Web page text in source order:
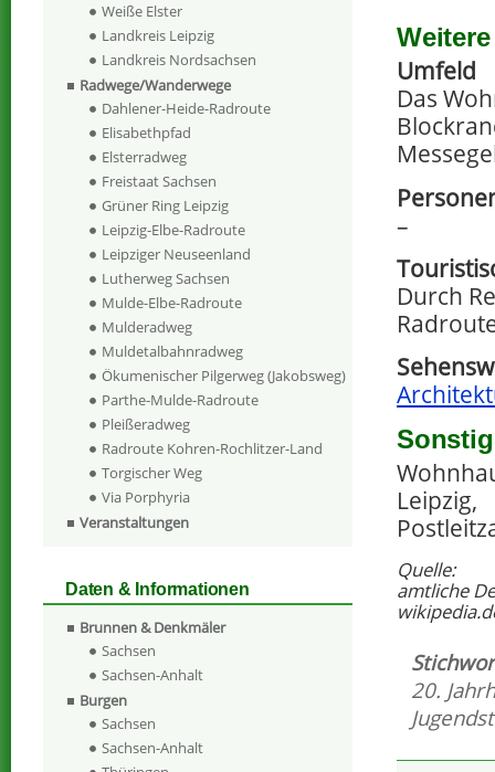
Umfeld
Das
–
Durch
Leipzig,
Quelle:
amtliche
20.
Weiße Elster
Landkreis Leipzig
Landkreis Nordsachsen
Radwege/Wanderwege
Dahlener-Heide-Radroute
Elisabethpfad
Elsterradweg
Freistaat Sachsen
Grüner Ring Leipzig
Leipzig-Elbe-Radroute
Leipziger Neuseenland
Lutherweg Sachsen
Mulde-Elbe-Radroute
Mulderadweg
Muldetalbahnradweg
Ökumenischer Pilgerweg (Jakobsweg)
Parthe-Mulde-Radroute
Pleißeradweg
Radroute Kohren-Rochlitzer-Land
Torgischer Weg
Via Porphyria
Veranstaltungen
Daten & Informationen
Brunnen & Denkmäler
Sachsen
Sachsen-Anhalt
Burgen
Sachsen
Sachsen-Anhalt